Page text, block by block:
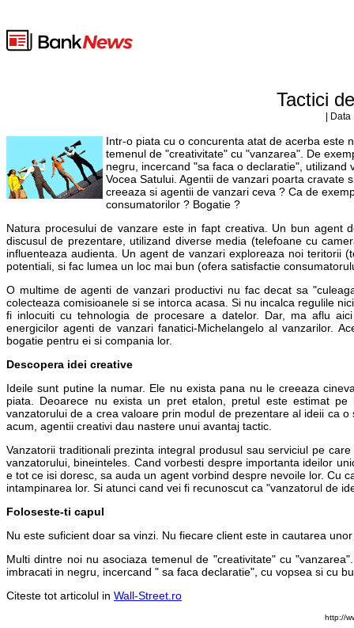
Tactici
|
Intr-o piata cu o concurenta atat de acerba este
temenul de "creativitate" cu "vanzarea". De
negru, incercand "sa faca o declaratie",
Vocea Satului. Agentii de vanzari poarta cravate
creeaza si agentii de vanzari ceva ? Ca de
consumatorilor ? Bogatie ?
Natura procesului de vanzare este in fapt creativa. Un bun
discusul de prezentare, utilizand diverse media (telefoane cu
influenteaza audienta. Un agent de vanzari exploreaza noi teritorii
potentiali, si fac lumea un loc mai bun (ofera satisfactie
O multime de agenti de vanzari productivi nu fac decat sa
colecteaza comisioanele si se intorca acasa. Si nu incalca regulile
fi inlocuiti cu tehnologia de procesare a datelor. Dar, ma aflu
energicilor agenti de vanzari fanatici-Michelangelo al vanzarilor.
bogatie pentru ei si compania lor.
Descopera idei creative
Ideile sunt putine la numar. Ele nu exista pana nu le creeaza
piata. Deoarece nu exista un pret etalon, pretul este estimat
vanzatorului de a crea valoare prin modul de prezentare al ideii ca
acum, agentii creativi dau nastere unui avantaj tactic.
Vanzatorii traditionali prezinta integral produsul sau serviciul pe
vanzatorului, bineinteles. Cand vorbesti despre importanta ideilor
e tot ce isi doresc, sa auda un agent vorbind despre nevoile lor. Cu
intampinarea lor. Si atunci cand vei fi recunoscut ca "vanzatorul de
Foloseste-ti capul
Nu este suficient doar sa vinzi. Nu fiecare client este in cautarea
Multi dintre noi nu asociaza temenul de "creativitate" cu
imbracati in negru, incercand " sa faca declaratie", cu vopsea si cu
Citeste tot articolul in Wall-Street.ro
http://